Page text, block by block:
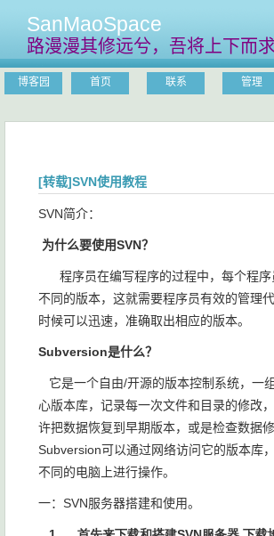
SanMaoSpace
路漫漫其修远兮，吾将上下而求
博客园 首页 联系 管理
[转载]SVN使用教程
SVN简介：
为什么要使用SVN？
程序员在编写程序的过程中，每个程序
不同的版本，这就需要程序员有效的管理
时候可以迅速，准确取出相应的版本。
Subversion是什么？
它是一个自由/开源的版本控制系统，一
心版本库，记录每一次文件和目录的修改
许把数据恢复到早期版本，或是检查数据修
Subversion可以通过网络访问它的版本库
不同的电脑上进行操作。
一：SVN服务器搭建和使用。